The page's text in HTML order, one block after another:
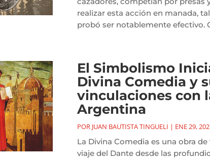
realizar esta acción en manada,
probó ser notablemente efectivo.
El Simbolismo
Divina Comedia y
vinculaciones con
Argentina
POR JUAN BAUTISTA TINGUELI | ENE 29,
La Divina Comedia es una obra
viaje del Dante desde las